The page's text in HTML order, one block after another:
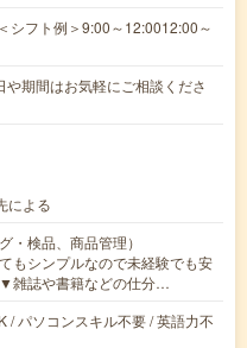
シフト例＞9:00～12:0012:00～
期間はお気軽にご相談くださ
による
・検品、商品管理）
もシンプルなので未経験でも安
雑誌や書籍などの仕分…
/ パソコンスキル不要 / 英語力不